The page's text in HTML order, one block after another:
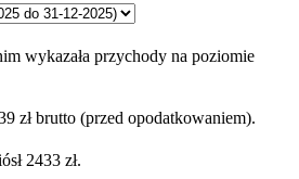
wykazała przychody na poziomie
zł brutto (przed opodatkowaniem).
2433 zł.